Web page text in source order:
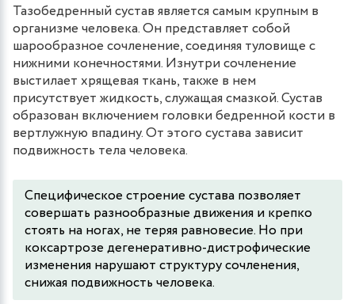
Тазобедренный сустав является самым крупным в
организме человека. Он представляет собой
шарообразное сочленение, соединяя туловище с
нижними конечностями. Изнутри сочленение
выстилает хрящевая ткань, также в нем
присутствует жидкость, служащая смазкой. Сустав
образован включением головки бедренной кости в
вертлужную впадину. От этого сустава зависит
подвижность тела человека.
Специфическое строение сустава позволяет
совершать разнообразные движения и крепко
стоять на ногах, не теряя равновесие. Но при
коксартрозе дегенеративно-дистрофические
изменения нарушают структуру сочленения,
снижая подвижность человека.